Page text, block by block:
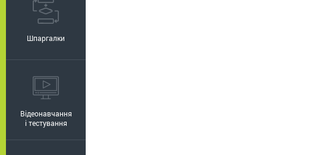
Шпаргалки
Відеонавчання
і тестування